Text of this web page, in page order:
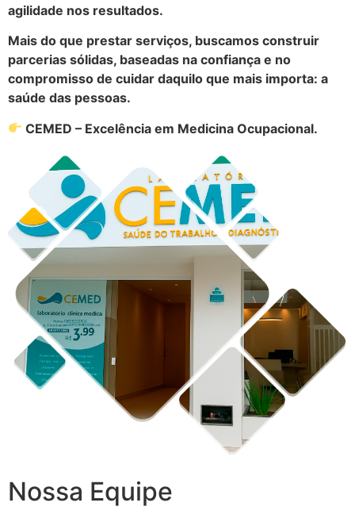
agilidade nos resultados.
Mais do que prestar serviços, buscamos construir
parcerias sólidas, baseadas na confiança e no
compromisso de cuidar daquilo que mais importa: a
saúde das pessoas.
CEMED – Excelência em Medicina Ocupacional.
Nossa Equipe